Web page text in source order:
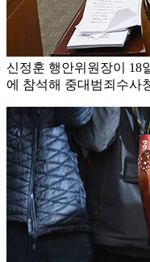
신정훈 행안위원장이 18
에 참석해 중대범죄수사